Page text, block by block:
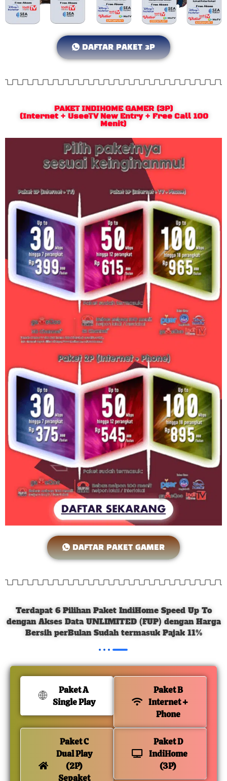
DAFTAR PAKET 3P
PAKET INDIHOME GAMER (3P)
(Internet + UseeTV New Entry + Free Call 100
Menit)
DAFTAR PAKET GAMER
Terdapat 6 Pilihan Paket IndiHome Speed Up To
dengan Akses Data UNLIMITED (FUP) dengan Harga
Bersih perBulan Sudah termasuk Pajak 11%
Paket A
Single Play
Paket B
Internet +
Phone
Paket C
Dual Play
(2P)
Sepaket
Paket D
IndiHome
(3P)